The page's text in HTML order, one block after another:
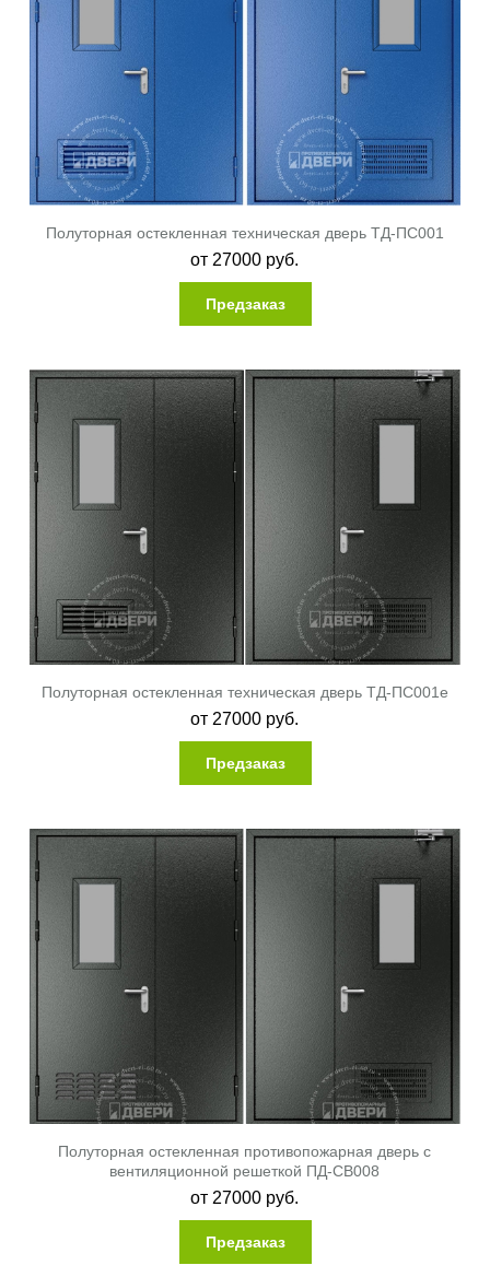
Полуторная остекленная техническая дверь ТД-ПС001
от 27000 руб.
Предзаказ
Полуторная остекленная техническая дверь ТД-ПС001e
от 27000 руб.
Предзаказ
Полуторная остекленная противопожарная дверь с
вентиляционной решеткой ПД-СВ008
от 27000 руб.
Предзаказ